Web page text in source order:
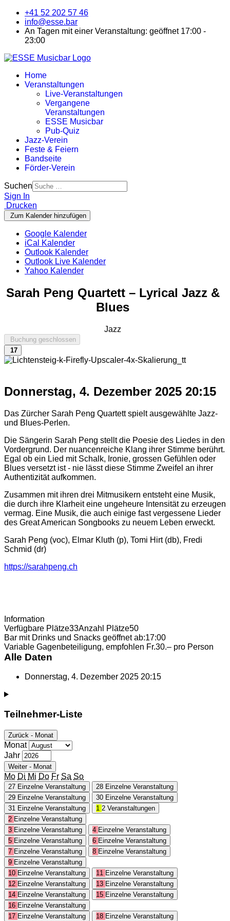
+41 52 202 57 46
info@esse.bar
An Tagen mit einer Veranstaltung: geöffnet 17:00 -
23:00
Home
Veranstaltungen
Live-Veranstaltungen
Vergangene
Veranstaltungen
ESSE Musicbar
Pub-Quiz
Jazz-Verein
Feste & Feiern
Bandseite
Förder-Verein
Suchen
Sign In
Drucken
Zum Kalender hinzufügen
Google Kalender
iCal Kalender
Outlook Kalender
Outlook Live Kalender
Yahoo Kalender
Sarah Peng Quartett – Lyrical Jazz &
Blues
Jazz
Buchung geschlossen
17
Donnerstag, 4. Dezember 2025 20:15
Das Zürcher Sarah Peng Quartett spielt ausgewählte Jazz-
und Blues-Perlen.
Die Sängerin Sarah Peng stellt die Poesie des Liedes in den
Vordergrund. Der nuancenreiche Klang ihrer Stimme berührt.
Egal ob ein Lied mit Schalk, Ironie, grossen Gefühlen oder
Blues versetzt ist - nie lässt diese Stimme Zweifel an ihrer
Authentizität aufkommen.
Zusammen mit ihren drei Mitmusikern entsteht eine Musik,
die durch ihre Klarheit eine ungeheure Intensität zu erzeugen
vermag. Eine Musik, die auch einige fast vergessene Lieder
des Great American Songbooks zu neuem Leben erweckt.
Sarah Peng (voc), Elmar Kluth (p), Tomi Hirt (db), Fredi
Schmid (dr)
https://sarahpeng.ch
Information
Verfügbare Plätze33Anzahl Plätze50
Bar mit Drinks und Snacks geöffnet ab:17:00
Variable Gagenbeteiligung, empfohlen Fr.30.– pro Person
Alle Daten
Donnerstag, 4. Dezember 2025 20:15
Teilnehmer-Liste
Zurück - Monat
Monat
Jahr
Weiter - Monat
Mo Di Mi Do Fr Sa So
27 Einzelne Veranstaltung 28 Einzelne Veranstaltung
29 Einzelne Veranstaltung 30 Einzelne Veranstaltung
31 Einzelne Veranstaltung 1 2 Veranstaltungen
2 Einzelne Veranstaltung
3 Einzelne Veranstaltung 4 Einzelne Veranstaltung
5 Einzelne Veranstaltung 6 Einzelne Veranstaltung
7 Einzelne Veranstaltung 8 Einzelne Veranstaltung
9 Einzelne Veranstaltung
10 Einzelne Veranstaltung 11 Einzelne Veranstaltung
12 Einzelne Veranstaltung 13 Einzelne Veranstaltung
14 Einzelne Veranstaltung 15 Einzelne Veranstaltung
16 Einzelne Veranstaltung
17 Einzelne Veranstaltung 18 Einzelne Veranstaltung